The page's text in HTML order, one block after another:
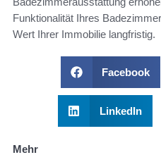
Funktionalität Ihres
Wert Ihrer Immobilie langfristig.
Facebook
LinkedIn
Mehr